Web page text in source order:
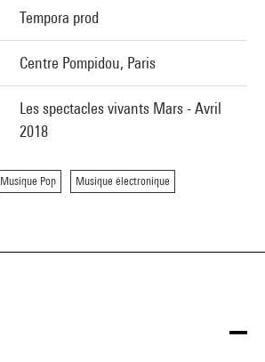
Tempora prod
Centre Pompidou, Paris
Les spectacles vivants Mars - Avril
2018
Musique Pop Musique électronique